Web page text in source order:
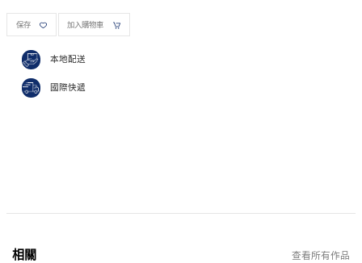
保存 加入購物車
本地配送
國際快遞
相關 查看所有作品